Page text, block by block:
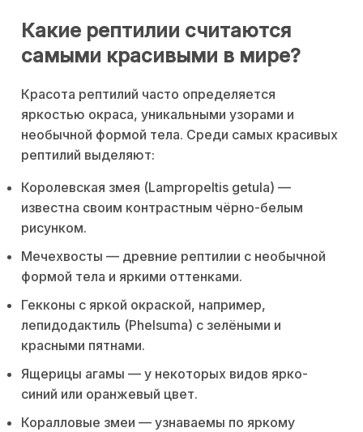
Какие рептилии считаются
самыми красивыми в мире?
Красота рептилий часто определяется
яркостью окраса, уникальными узорами и
необычной формой тела. Среди самых красивых
рептилий выделяют:
Королевская змея (Lampropeltis getula) —
известна своим контрастным чёрно-белым
рисунком.
Мечехвосты — древние рептилии с необычной
формой тела и яркими оттенками.
Гекконы с яркой окраской, например,
лепидодактиль (Phelsuma) с зелёными и
красными пятнами.
Ящерицы агамы — у некоторых видов ярко-
синий или оранжевый цвет.
Коралловые змеи — узнаваемы по яркому